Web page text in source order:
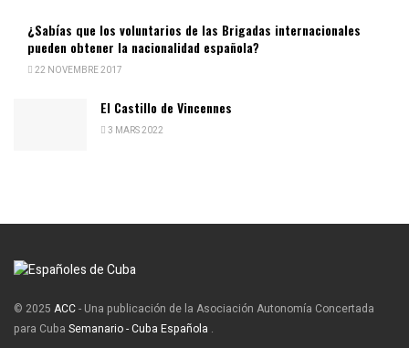
¿Sabías que los voluntarios de las Brigadas internacionales
pueden obtener la nacionalidad española?
22 NOVEMBRE 2017
El Castillo de Vincennes
3 MARS 2022
© 2025 ACC- Una publicación de la Asociación Autonomía Concertada
para Cuba Semanario - Cuba Española .